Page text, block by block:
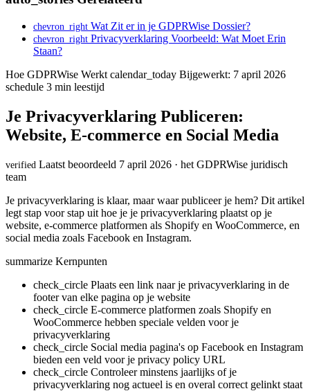
chevron_right Wat Zit er in je GDPRWise Dossier?
chevron_right Privacyverklaring Voorbeeld: Wat Moet Erin
Staan?
Hoe GDPRWise Werkt calendar_today Bijgewerkt: 7 april 2026
schedule 3 min leestijd
Je Privacyverklaring Publiceren:
Website, E-commerce en Social Media
verified Laatst beoordeeld 7 april 2026 · het GDPRWise juridisch
team
Je privacyverklaring is klaar, maar waar publiceer je hem? Dit artikel
legt stap voor stap uit hoe je je privacyverklaring plaatst op je
website, e-commerce platformen als Shopify en WooCommerce, en
social media zoals Facebook en Instagram.
summarize Kernpunten
check_circle Plaats een link naar je privacyverklaring in de
footer van elke pagina op je website
check_circle E-commerce platformen zoals Shopify en
WooCommerce hebben speciale velden voor je
privacyverklaring
check_circle Social media pagina's op Facebook en Instagram
bieden een veld voor je privacy policy URL
check_circle Controleer minstens jaarlijks of je
privacyverklaring nog actueel is en overal correct gelinkt staat